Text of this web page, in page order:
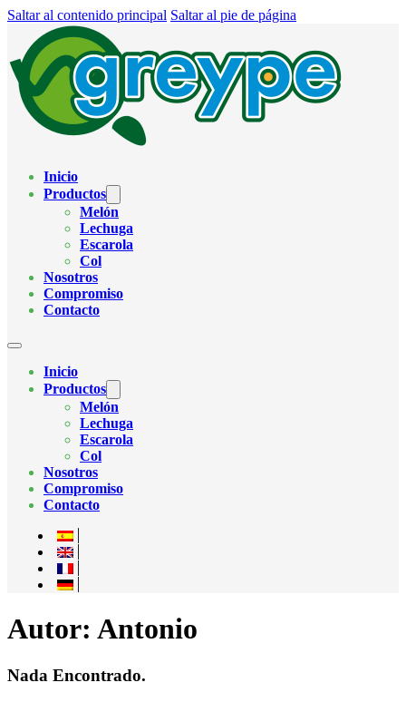
Saltar al contenido principal Saltar al pie de página
Inicio
Productos
Melón
Lechuga
Escarola
Col
Nosotros
Compromiso
Contacto
Inicio
Productos
Melón
Lechuga
Escarola
Col
Nosotros
Compromiso
Contacto
Autor: Antonio
Nada Encontrado.